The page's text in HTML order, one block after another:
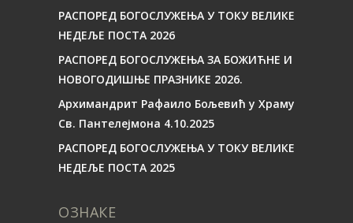
РАСПОРЕД БОГОСЛУЖЕЊА У ТОКУ ВЕЛИКЕ
НЕДЕЉЕ ПОСТА 2026
РАСПОРЕД БОГОСЛУЖЕЊА ЗА БОЖИЋНЕ И
НОВОГОДИШЊЕ ПРАЗНИКЕ 2026.
Архимандрит Рафаило Бољевић у Храму
Св. Пантелејмона 4.10.2025
РАСПОРЕД БОГОСЛУЖЕЊА У ТОКУ ВЕЛИКЕ
НЕДЕЉЕ ПОСТА 2025
ОЗНАКЕ